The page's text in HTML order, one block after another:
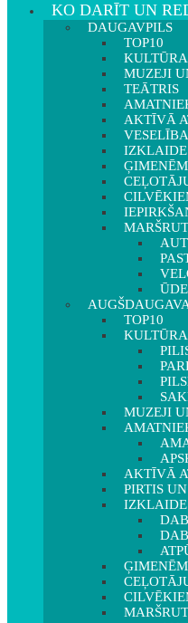
KO DARĪT UN
DAUGAVPILS
TOP10
MUZEJI
TEĀTRIS
AKTĪVĀ
IZKLAIDE
TOP10
MUZEJI
AKTĪVĀ
PIRTIS UN
IZKLAIDE